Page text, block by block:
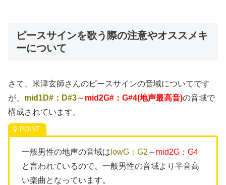
ピースサインを歌う際の注意やオススメキ
ーについて
さて、米津玄師さんのピースサインの音域についてです
が、 mid1D# ： D#3～ mid2G# ：G#4(地声最高音)の音域で
構成されています。
一般男性の地声の音域は lowG：G2 ～ mid2G：G4
と言われているので、一般男性の音域より半音高
い楽曲となっています。